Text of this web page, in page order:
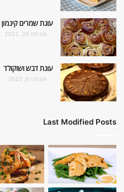
עוגת שמרים קינמון
אוגוסט 20, 2022
עוגת דבש ושוקולד
אוגוסט 6, 2022
Last Modified Posts